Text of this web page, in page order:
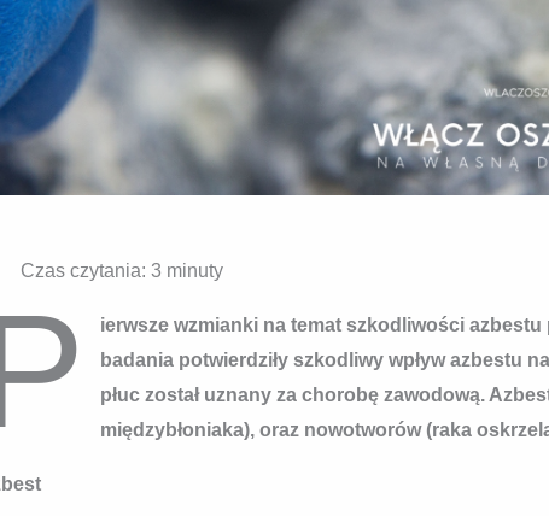
Czas czytania: 3 minuty
ierwsze wzmianki na temat szkodliwości
badania potwierdziły szkodliwy wpływ azbestu
płuc został uznany za chorobę zawodową.
międzybłoniaka), oraz nowotworów (raka